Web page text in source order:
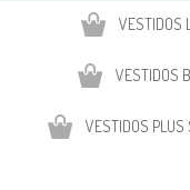
VESTIDOS
VESTIDOS
VESTIDOS PLUS